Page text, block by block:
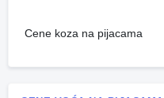
Cene koza na pijacama